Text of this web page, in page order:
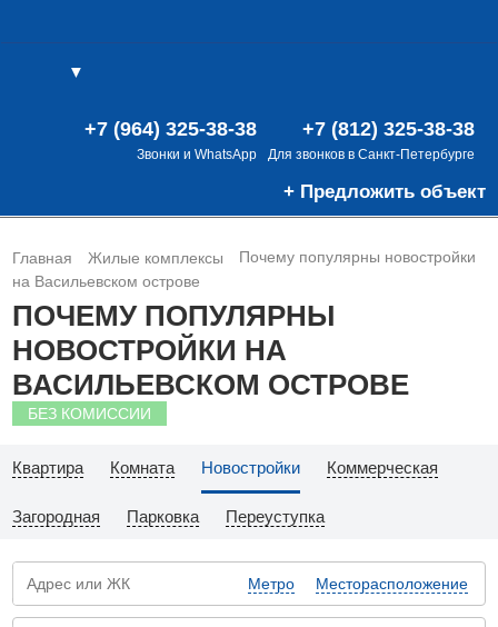
▼
+7 (812) 325-38-38
Для звонков в Санкт-Петербурге
+7 (964) 325-38-38
Звонки и WhatsApp
+ Предложить объект
Главная Жилые комплексы
Почему популярны новостройки
на Васильевском острове
ПОЧЕМУ ПОПУЛЯРНЫ
НОВОСТРОЙКИ НА
ВАСИЛЬЕВСКОМ ОСТРОВЕ
БЕЗ КОМИССИИ
Квартира Комната Новостройки Коммерческая
Загородная Парковка Переуступка
Метро Месторасположение